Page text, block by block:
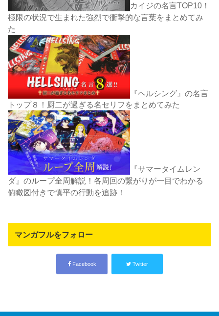
カイジの名言TOP10！
極限の状況で生まれた強烈で衝撃的な言葉をまとめてみ
た
『ヘルシング』の名言
トップ８！厨二が過ぎる名セリフをまとめてみた
『サマータイムレン
ダ』のループ全周解説！各周回の繋がりが一目でわかる
俯瞰図付きで慎平の行動を追跡！
マンガフルをフォロー
Facebook Twitter